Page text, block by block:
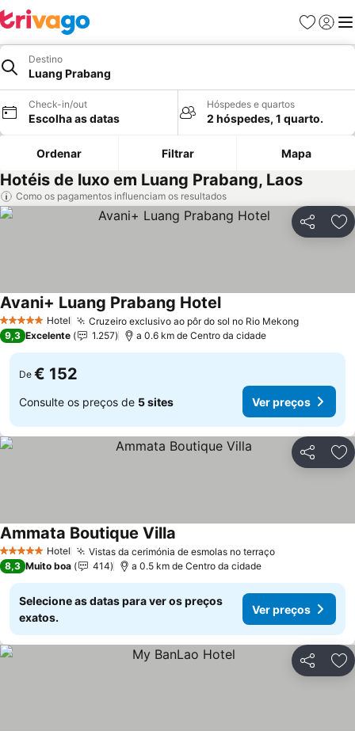
Favoritos
Iniciar
Destino
Luang Prabang
Check-in/out
Escolha as datas
Hóspedes e quartos
2 hóspedes, 1 quarto.
Ordenar Filtrar Mapa
Hotéis de luxo em Luang Prabang, Laos
Como os pagamentos influenciam os resultados
Partilhar
5 Estrelas Hotel Cruzeiro exclusivo ao pôr do sol no Rio MekongVer
Avani+ Luang Prabang HotelVer preços
9,3 Excelente 1.257 a 0.6 km de Centro da cidade
De € 152
Consulte os preços de 5 sites Ver preços
Partilhar
5 Estrelas Hotel Vistas da cerimónia de esmolas no terraçoVer preços
Ammata Boutique Villa
8,3 Muito boa 414 a 0.5 km de Centro da cidade
Selecione as datas para ver os preços
exatos.
Ver preços
Partilhar